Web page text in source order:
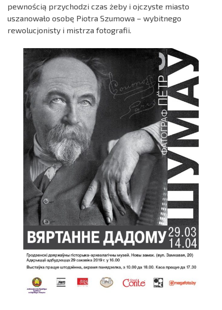
pewnością przychodzi czas żeby i ojczyste miasto
uszanowało osobę Piotra Szumowa – wybitnego
rewolucjonisty i mistrza fotografii.